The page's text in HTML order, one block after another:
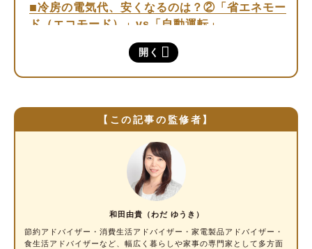
開く
冷房の電気代、安くなるのは？②「省エネモー
ド（エコモード）」vs「自動運転」
「省エネモード（エコモード）」と「自動運
し」vs「こまめなオンオフ」
「つけっぱなし」と「こまめなオンオフ」は
時間帯によって切り替えるべし
定期的に換気しながら冷房を使用する場合
就寝中の冷房はつけっぱなしがおすすめ
冷房の電気代、安くなるのは？④設定温度
【この記事の監修者】
和田由貴（わだ ゆうき）
節約アドバイザー・消費生活アドバイザー ・家電製品アドバイザー・
食生活アドバイザーなど、幅広く暮らしや家事の専門家として多方面